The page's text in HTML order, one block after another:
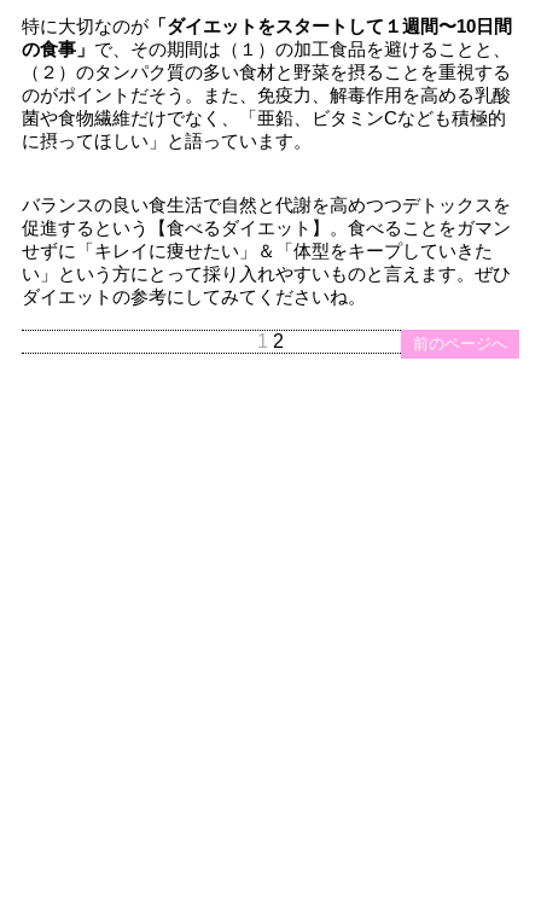
特に大切なのが 「ダイエットをスタートして１週間〜10日間
の食事」 で、その期間は（１）の加工食品を避けることと、
（２）のタンパク質の多い食材と野菜を摂ることを重視する
のがポイントだそう。また、免疫力、解毒作用を高める乳酸
菌や食物繊維だけでなく、「亜鉛、ビタミンCなども積極的
に摂ってほしい」と語っています。
バランスの良い食生活で自然と代謝を高めつつデトックスを
促進するという【食べるダイエット】。食べることをガマン
せずに「キレイに痩せたい」＆「体型をキープしていきた
い」という方にとって採り入れやすいものと言えます。ぜひ
ダイエットの参考にしてみてくださいね。
前のページへ
1 2